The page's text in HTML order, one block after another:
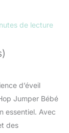
de lecture
d’éveil
Jumper Bébé
essentiel. Avec
des